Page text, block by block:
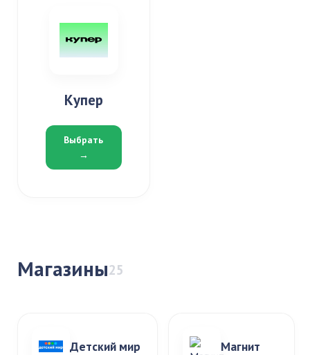
Купер
Выбрать
→
Магазины25
Детский мир Магнит